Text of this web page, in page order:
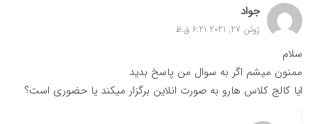
جواد
ژوئن 27, 2021 6:21 ق.ظ
سلام
ممنون میشم اگر به سوال من پاسخ بدید
ایا کالج کلاس هارو به صورت انلاین برگزار میکند یا حضوری است؟